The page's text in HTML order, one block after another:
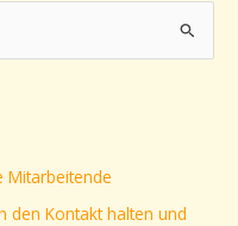
Mitarbeitende
den Kontakt halten und